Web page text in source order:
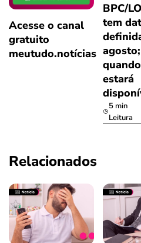
Acesse o canal
gratuito
meutudo.notícias
BPC/
tem
estará
5 min
Leitura
Relacionados